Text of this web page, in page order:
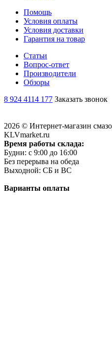
Помощь
Условия оплаты
Условия доставки
Гарантия на товар
Статьи
Вопрос-ответ
Производители
Обзоры
8 924 4114 177 Заказать звонок
2026 © Интернет-магазин
KLVmarket.ru
Время работы склада:
Будни: c 9:00 до 16:00
Без перерыва на обеда
Выходной: СБ и ВС
Варианты оплаты